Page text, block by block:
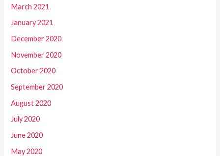
March 2021
January 2021
December 2020
November 2020
October 2020
September 2020
August 2020
July 2020
June 2020
May 2020